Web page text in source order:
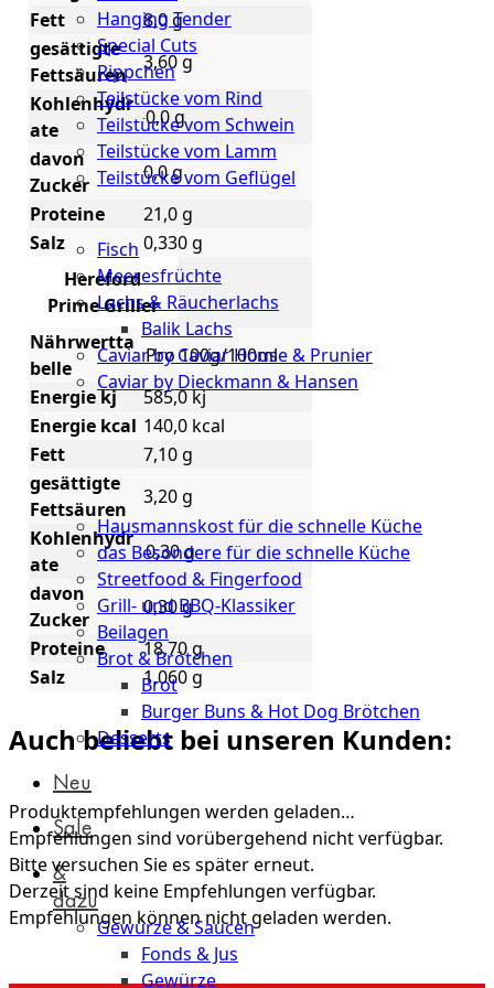
Hanging Tender
Special Cuts
Rippchen
Teilstücke vom Rind
Teilstücke vom Schwein
Teilstücke vom Lamm
Teilstücke vom Geflügel
Seafood
Fisch
Meeresfrüchte
Lachs & Räucherlachs
Balik Lachs
Caviar by Caviar House & Prunier
Caviar by Dieckmann & Hansen
Probierpakete
Schnelle
Küche
Hausmannskost für die schnelle Küche
das Besondere für die schnelle Küche
Streetfood & Fingerfood
Grill- und BBQ-Klassiker
Beilagen
Brot & Brötchen
Brot
Burger Buns & Hot Dog Brötchen
Desserts
Neu
Sale
&
dazu
Gewürze & Saucen
Fonds & Jus
Gewürze
Fett
8,0 g
gesättigte
Fettsäuren
3,60 g
Kohlenhydr
ate
0,0 g
davon
Zucker
0,0 g
Proteine
21,0 g
Salz
0,330 g
Hereford
Prime Griller
Nährwertta
belle
Pro 100g/100ml
Energie kj
585,0 kj
Energie kcal 140,0 kcal
Fett
7,10 g
gesättigte
Fettsäuren
3,20 g
Kohlenhydr
ate
0,30 g
davon
Zucker
0,30 g
Proteine
18,70 g
Salz
1,060 g
Auch beliebt bei unseren Kunden:
Produktempfehlungen werden geladen…
Empfehlungen sind vorübergehend nicht verfügbar.
Bitte versuchen Sie es später erneut.
Derzeit sind keine Empfehlungen verfügbar.
Empfehlungen können nicht geladen werden.